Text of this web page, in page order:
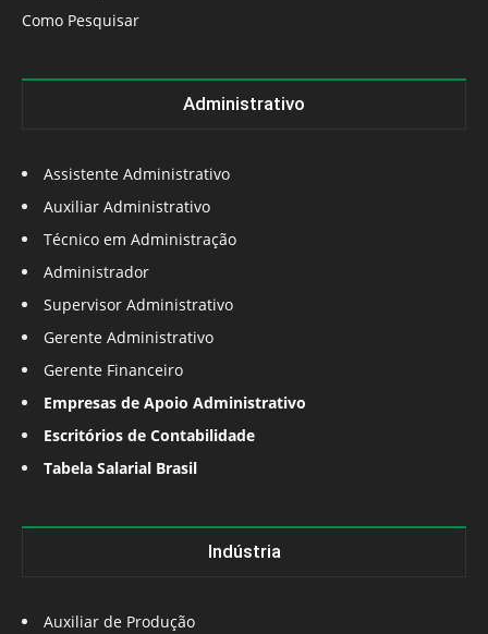
Como Pesquisar
Administrativo
Assistente Administrativo
Auxiliar Administrativo
Técnico em Administração
Administrador
Supervisor Administrativo
Gerente Administrativo
Gerente Financeiro
Empresas de Apoio Administrativo
Escritórios de Contabilidade
Tabela Salarial Brasil
Indústria
Auxiliar de Produção